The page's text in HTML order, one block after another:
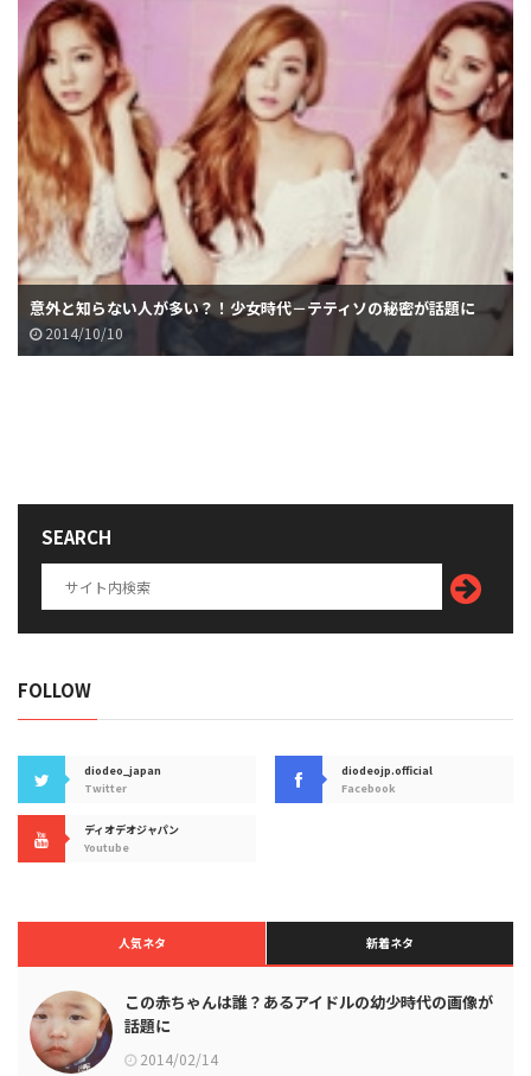
秘密が話題に 「THEテティソ」出演SJヒチョル、「強がるテヨン
2014/10/09
SEARCH
FOLLOW
diodeo_japan
Twitter
diodeojp.official
Facebook
ディオデオジャパン
Youtube
人気ネタ 新着ネタ
この赤ちゃんは誰？あるアイドルの幼少時代の画像が
話題に
2014/02/14